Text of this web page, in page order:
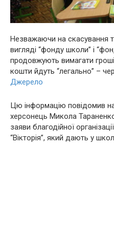
Незважаючи на скасування
вигляді “фонду школи” і
продовжують вимагати
кошти йдуть “легально” –
Джерело
Цю інформацію повідомив
херсонець Микола
заяви благодійної
“Вікторія”, який дають у